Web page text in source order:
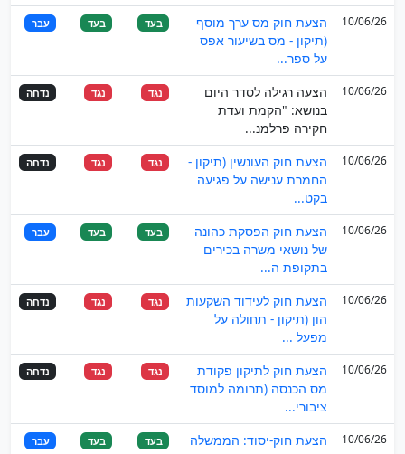
10/06/26
הצעת חוק מס ערך מוסף
(תיקון - מס בשיעור אפס
על ספר...
בעד בעד עבר
10/06/26
הצעה רגילה לסדר היום
בנושא: "הקמת ועדת
חקירה פרלמנ...
נגד נגד נדחה
10/06/26
הצעת חוק העונשין (תיקון -
החמרת ענישה על פגיעה
בקט...
נגד נגד נדחה
10/06/26
הצעת חוק הפסקת כהונה
של נושאי משרה בכירים
בתקופת ה...
בעד בעד עבר
10/06/26
הצעת חוק לעידוד השקעות
הון (תיקון - תחולה על
מפעל ...
נגד נגד נדחה
10/06/26
הצעת חוק לתיקון פקודת
מס הכנסה (תרומה למוסד
ציבורי...
נגד נגד נדחה
10/06/26
הצעת חוק-יסוד: הממשלה
בעד בעד עבר